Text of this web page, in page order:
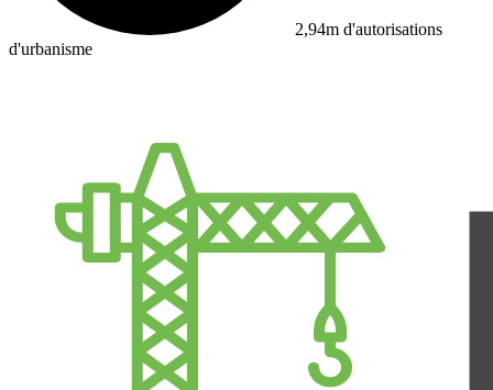
2,94m d'autorisations
d'urbanisme